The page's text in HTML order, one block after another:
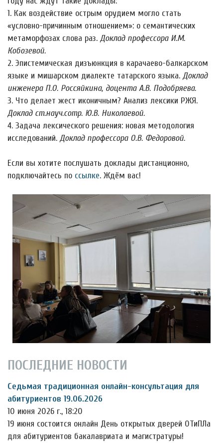
1. Как воздействие острым орудием могло стать
«условно-причинным отношением»: о семантических
метаморфозах слова раз. Доклад профессора И.М.
Кобозевой.
2. Эпистемическая дизъюнкция в карачаево-балкарском
языке и мишарском диалекте татарского языка. Доклад
инженера П.О. Россяйкина, доцента А.В. Подобряева.
3. Что делает жест иконичным? Анализ лексики РЖЯ.
Доклад ст.науч.сотр. Ю.В. Николаевой.
4. Задача лексического решения: новая методология
исследований. Доклад профессора О.В. Федоровой.
Если вы хотите послушать доклады дистанционно,
подключайтесь по ссылке. Ждём вас!
ПОСЛЕДНИЕ НОВОСТИ
Седьмая традиционная онлайн-консультация для
абитуриентов 19.06.2026
10 июня 2026 г., 18:20
19 июня состоится онлайн День открытых дверей ОТиПЛа
для абитуриентов бакалавриата и магистратуры!